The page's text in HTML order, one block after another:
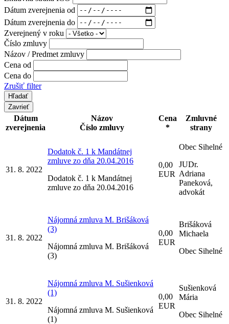
Dátum zverejnenia od
Dátum zverejnenia do
Zverejnený v roku
Číslo zmluvy
Názov / Predmet zmluvy
Cena od
Cena do
Zrušiť filter
Zavrieť
Dátum
zverejnenia
Názov
Číslo zmluvy
Cena
*
Zmluvné
strany
31. 8. 2022
Dodatok č. 1 k Mandátnej
zmluve zo dňa 20.04.2016
Dodatok č. 1 k Mandátnej
zmluve zo dňa 20.04.2016
0,00
EUR
Obec Sihelné
JUDr.
Adriana
Paneková,
advokát
31. 8. 2022
Nájomná zmluva M. Brišáková
(3)
Nájomná zmluva M. Brišáková
(3)
0,00
EUR
Brišáková
Michaela
Obec Sihelné
31. 8. 2022
Nájomná zmluva M. Sušienková
(1)
Nájomná zmluva M. Sušienková
(1)
0,00
EUR
Sušienková
Mária
Obec Sihelné